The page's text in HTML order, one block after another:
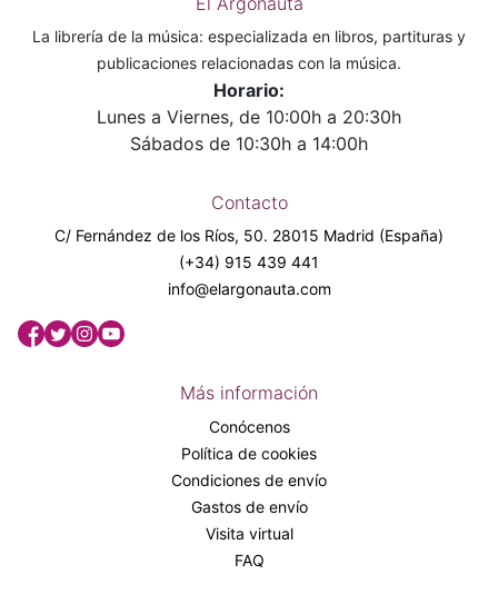
La librería de la música: especializada en libros, partituras y
publicaciones relacionadas con la música.
Horario:
Lunes a Viernes, de 10:00h a 20:30h
Sábados de 10:30h a 14:00h
Contacto
C/ Fernández de los Ríos, 50. 28015 Madrid (España)
(+34) 915 439 441
info@elargonauta.com
Más información
Conócenos
Política de cookies
Condiciones de envío
Gastos de envío
Visita virtual
FAQ